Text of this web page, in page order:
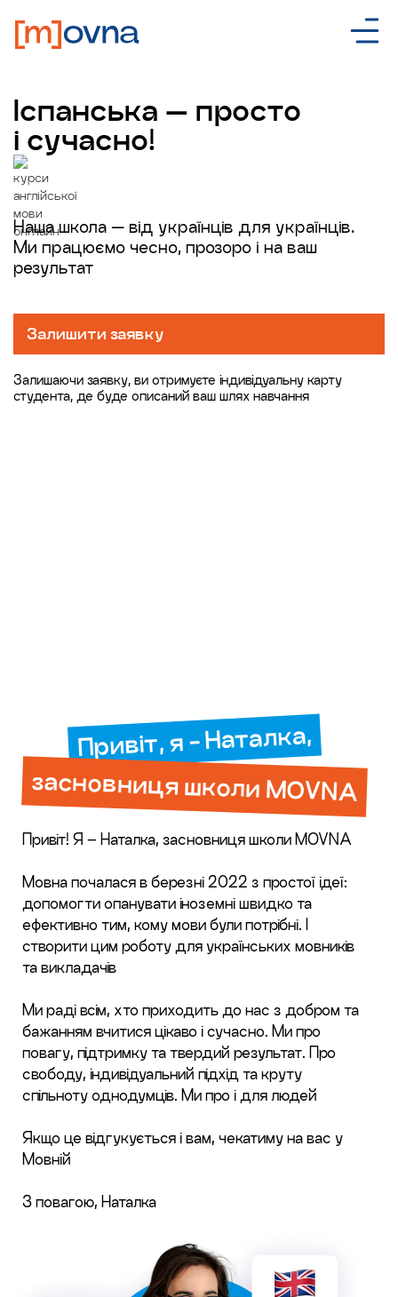
Іспанська — просто
і сучасно!
Наша школа — від українців для українців.
Ми працюємо чесно, прозоро і на ваш
результат
Залишити заявку
Залишаючи заявку, ви отримуєте індивідуальну карту
студента, де буде описаний ваш шлях навчання
Привіт, я - Наталка,
засновниця школи MOVNA
Привіт! Я – Наталка, засновниця школи MOVNA
Мовна почалася в березні 2022 з простої ідеї:
допомогти опанувати іноземні швидко та
ефективно тим, кому мови були потрібні. І
створити цим роботу для українських мовників
та викладачів
Ми раді всім, хто приходить до нас з добром та
бажанням вчитися цікаво і сучасно. Ми про
повагу, підтримку та твердий результат. Про
свободу, індивідуальний підхід та круту
спільноту однодумців. Ми про і для людей
Якщо це відгукується і вам, чекатиму на вас у
Мовній
З повагою, Наталка